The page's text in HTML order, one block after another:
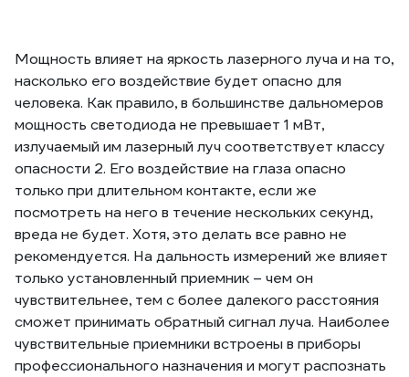
Мощность влияет на яркость лазерного луча и на то,
насколько его воздействие будет опасно для
человека. Как правило, в большинстве дальномеров
мощность светодиода не превышает 1 мВт,
излучаемый им лазерный луч соответствует классу
опасности 2. Его воздействие на глаза опасно
только при длительном контакте, если же
посмотреть на него в течение нескольких секунд,
вреда не будет. Хотя, это делать все равно не
рекомендуется. На дальность измерений же влияет
только установленный приемник – чем он
чувствительнее, тем с более далекого расстояния
сможет принимать обратный сигнал луча. Наиболее
чувствительные приемники встроены в приборы
профессионального назначения и могут распознать